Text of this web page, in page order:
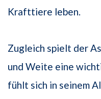
Krafttiere leben.
Zugleich spielt der
und Weite eine
fühlt sich in seinem